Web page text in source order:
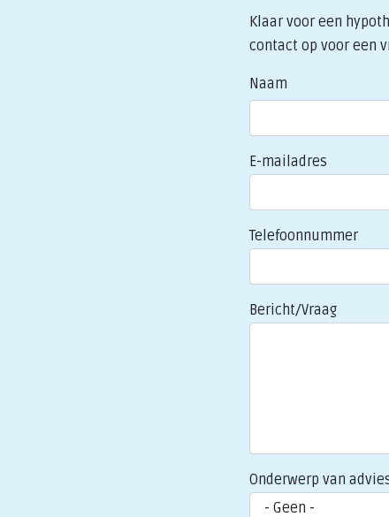
Klaar voor een
contact op voor een
Naam
E-mailadres
Telefoonnummer
Bericht/Vraag
Onderwerp van